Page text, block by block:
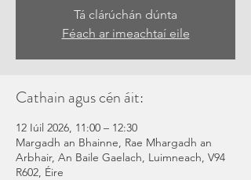
Tá clárúchán dúnta
Féach ar imeachtaí eile
Cathain agus cén áit:
12 Iúil 2026, 11:00 – 12:30
Margadh an Bhainne, Rae Mhargadh an
Arbhair, An Baile Gaelach, Luimneach, V94
R602, Éire